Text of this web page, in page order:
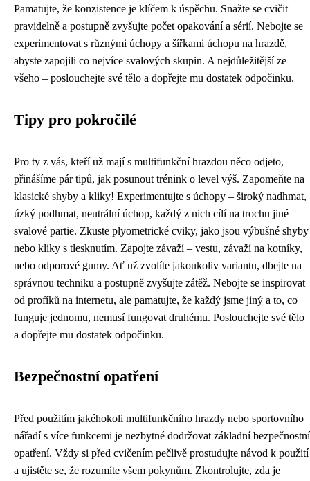
Pamatujte, že konzistence je klíčem k úspěchu. Snažte se cvičit
pravidelně a postupně zvyšujte počet opakování a sérií. Nebojte se
experimentovat s různými úchopy a šířkami úchopu na hrazdě,
abyste zapojili co nejvíce svalových skupin. A nejdůležitější ze
všeho – poslouchejte své tělo a dopřejte mu dostatek odpočinku.
Tipy pro pokročilé
Pro ty z vás, kteří už mají s multifunkční hrazdou něco odjeto,
přinášíme pár tipů, jak posunout trénink o level výš. Zapomeňte na
klasické shyby a kliky! Experimentujte s úchopy – široký nadhmat,
úzký podhmat, neutrální úchop, každý z nich cílí na trochu jiné
svalové partie. Zkuste plyometrické cviky, jako jsou výbušné shyby
nebo kliky s tlesknutím. Zapojte závaží – vestu, závaží na kotníky,
nebo odporové gumy. Ať už zvolíte jakoukoliv variantu, dbejte na
správnou techniku a postupně zvyšujte zátěž. Nebojte se inspirovat
od profíků na internetu, ale pamatujte, že každý jsme jiný a to, co
funguje jednomu, nemusí fungovat druhému. Poslouchejte své tělo
a dopřejte mu dostatek odpočinku.
Bezpečnostní opatření
Před použitím jakéhokoli multifunkčního hrazdy nebo sportovního
nářadí s více funkcemi je nezbytné dodržovat základní bezpečnostní
opatření. Vždy si před cvičením pečlivě prostudujte návod k použití
a ujistěte se, že rozumíte všem pokynům. Zkontrolujte, zda je